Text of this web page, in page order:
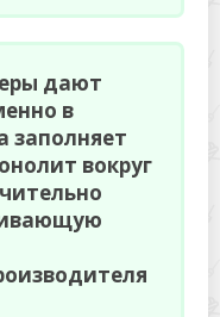
дают
в
заполняет
вокруг